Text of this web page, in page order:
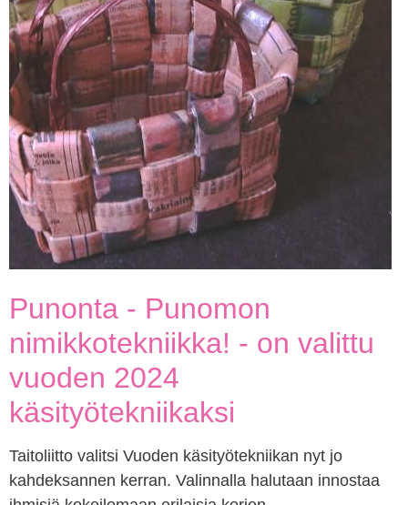
Punonta - Punomon
nimikkotekniikka! - on valittu
vuoden 2024
käsityötekniikaksi
Taitoliitto valitsi Vuoden käsityötekniikan nyt jo
kahdeksannen kerran. Valinnalla halutaan innostaa